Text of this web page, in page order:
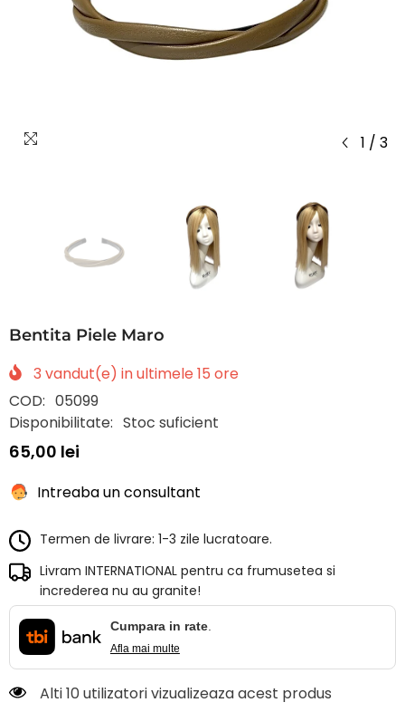
1 / 3
Bentita Piele Maro
3 vandut(e) in ultimele 15 ore
COD: 05099
Disponibilitate: Stoc suficient
65,00 lei
Intreaba un consultant
Termen de livrare: 1-3 zile lucratoare.
Livram INTERNATIONAL pentru ca frumusetea si
increderea nu au granite!
Cumpara in rate.
Afla mai multe
Alti 10 utilizatori vizualizeaza acest produs